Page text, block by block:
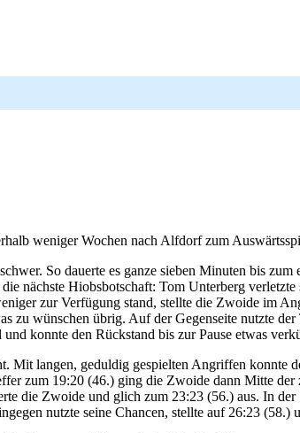
weniger Wochen nach Alfdorf zum
So dauerte es ganze sieben Minuten bis
nächste Hiobsbotschaft: Tom Unterberg
zur Verfügung stand, stellte die Zwoide im
wünschen übrig. Auf der Gegenseite nutzte
konnte den Rückstand bis zur Pause etwas
langen, geduldig gespielten Angriffen konnte
zum 19:20 (46.) ging die Zwoide dann Mitte
die Zwoide und glich zum 23:23 (56.) aus. In
nutzte seine Chancen, stellte auf 26:23 (58.)